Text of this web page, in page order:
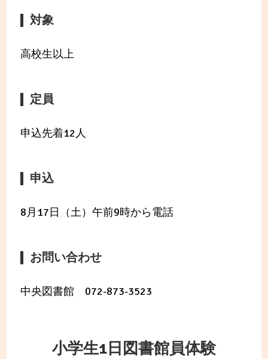
対象
高校生以上
定員
申込先着12人
申込
8月17日（土）午前9時から電話
お問い合わせ
中央図書館 072-873-3523
小学生1日図書館員体験